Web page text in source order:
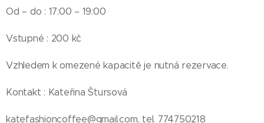
Od – do : 17:00 – 19:00
Vstupné : 200 kč
Vzhledem k omezené kapacitě je nutná rezervace.
Kontakt : Kateřina Štursová
katefashioncoffee@gmail.com, tel. 774750218